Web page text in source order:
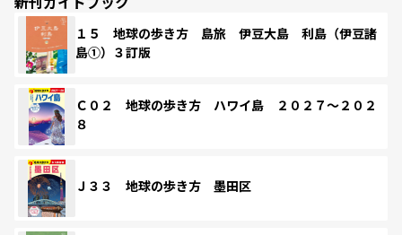
１５ 地球の歩き方 島旅 伊豆大島 利島（伊豆諸
島①）３訂版
Ｃ０２ 地球の歩き方 ハワイ島 ２０２７～２０２
８
Ｊ３３ 地球の歩き方 墨田区